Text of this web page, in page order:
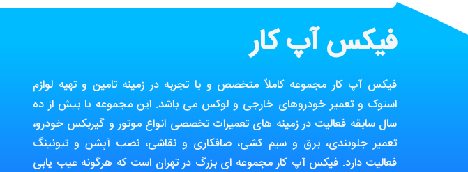
فیکس آپ کار
فیکس آپ کار مجموعه کاملاً متخصص و با تجربه در زمینه تامین و تهیه لوازم
استوک و تعمیر خودروهای خارجی و لوکس می باشد. این مجموعه با بیش از ده
سال سابقه فعالیت در زمینه های تعمیرات تخصصی انواع موتور و گیربکس خودرو،
تعمیر جلوبندی، برق و سیم کشی، صافکاری و نقاشی، نصب آپشن و تیونینگ
فعالیت دارد. فیکس آپ کار مجموعه ای بزرگ در تهران است که هرگونه عیب یابی